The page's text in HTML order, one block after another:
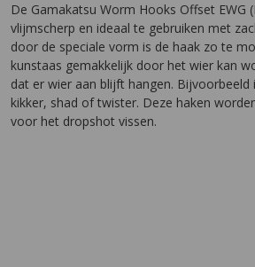
De Gamakatsu Worm Hooks Offset EWG
vlijmscherp en ideaal te gebruiken met
door de speciale vorm is de haak zo te
kunstaas gemakkelijk door het wier kan
dat er wier aan blijft hangen.
kikker, shad of twister. Deze haken
voor het dropshot vissen.